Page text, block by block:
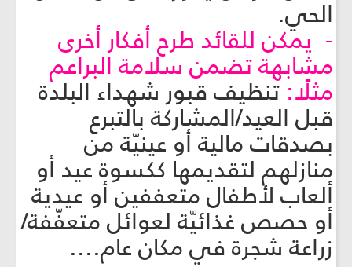
الحي.
- يمكن للقائد طرح أفكار أخرى
مشابهة تضمن سلامة البراعم
مثلًا: تنظيف قبور شهداء البلدة
قبل العيد/المشاركة بالتبرع
بصدقات مالية أو عينيّة من
منازلهم لتقديمها ككسوة عيد أو
ألعاب لأطفال متعففين أو عيدية
أو حصص غذائيّة لعوائل متعفّفة/
زراعة شجرة في مكان عام....